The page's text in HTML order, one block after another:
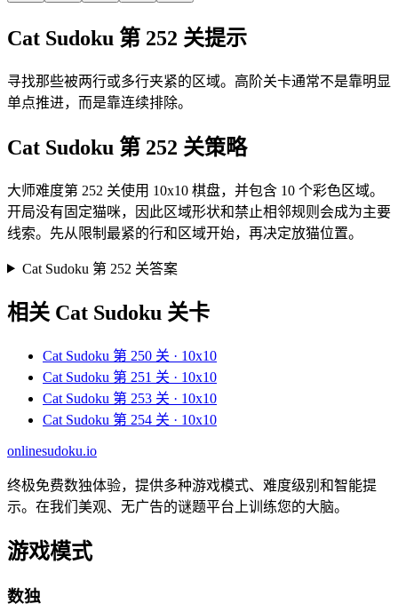
Cat Sudoku 第 252 关提示
寻找那些被两行或多行夹紧的区域。高阶关卡通常不是靠明显
单点推进，而是靠连续排除。
Cat Sudoku 第 252 关策略
大师难度第 252 关使用 10x10 棋盘，并包含 10 个彩色区域。
开局没有固定猫咪，因此区域形状和禁止相邻规则会成为主要
线索。先从限制最紧的行和区域开始，再决定放猫位置。
Cat Sudoku 第 252 关答案
相关 Cat Sudoku 关卡
Cat Sudoku 第 250 关 · 10x10
Cat Sudoku 第 251 关 · 10x10
Cat Sudoku 第 253 关 · 10x10
Cat Sudoku 第 254 关 · 10x10
onlinesudoku.io
终极免费数独体验，提供多种游戏模式、难度级别和智能提
示。在我们美观、无广告的谜题平台上训练您的大脑。
游戏模式
数独